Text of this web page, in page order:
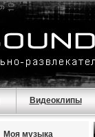
Видеоклипы
Моя музыка